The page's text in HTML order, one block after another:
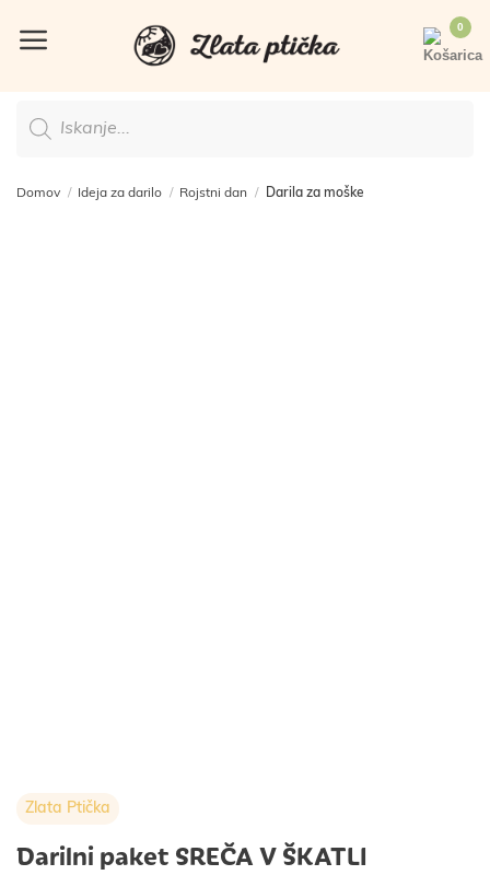
search
Domov / Ideja za darilo / Rojstni dan / Darila za moške
Zlata Ptička
Darilni paket SREČA V ŠKATLI